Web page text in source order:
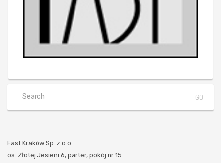
Fast Kraków Sp. z o.o.
os. Złotej Jesieni 6, parter, pokój nr 15